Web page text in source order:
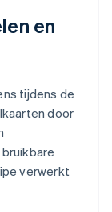
en
tijdens de
door
verwerkt